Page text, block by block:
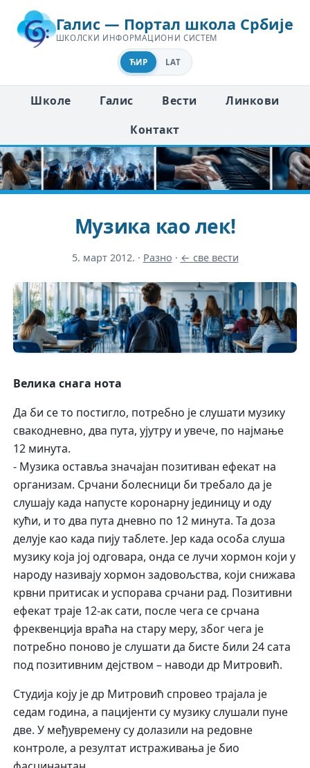
Галис — Портал школа Србије
ШКОЛСКИ ИНФОРМАЦИОНИ СИСТЕМ
ЋИР LAT
Школе Галис Вести
Линкови
Контакт
Музика као лек!
5. март 2012. · Разно · ← све вести
Велика снага нота
Да би се то постигло, потребно је слушати музику
свакодневно, два пута, ујутру и увече, по најмање
12 минута.
- Музика оставља значајан позитиван ефекат на
организам. Срчани болесници би требало да је
слушају када напусте коронарну јединицу и оду
кући, и то два пута дневно по 12 минута. Та доза
делује као када пију таблете. Јер када особа слуша
музику која јој одговара, онда се лучи хормон који у
народу називају хормон задовољства, који снижава
крвни притисак и успорава срчани рад. Позитивни
ефекат траје 12-ак сати, после чега се срчана
фреквенција враћа на стару меру, због чега је
потребно поново је слушати да бисте били 24 сата
под позитивним дејством – наводи др Митровић.
Студија коју је др Митровић спровео трајала је
седам година, а пацијенти су музику слушали пуне
две. У међувремену су долазили на редовне
контроле, а резултат истраживања је био